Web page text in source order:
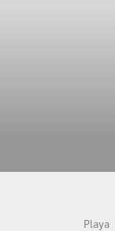
Playa